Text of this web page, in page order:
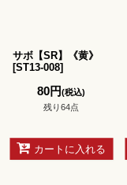
サボ【SR】《黄》
[ST13-008]
80円(税込)
残り64点
カートに入れる